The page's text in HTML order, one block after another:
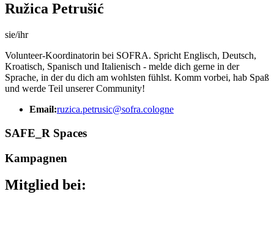
Ružica Petrušić
sie/ihr
Volunteer-Koordinatorin bei SOFRA. Spricht Englisch, Deutsch,
Kroatisch, Spanisch und Italienisch - melde dich gerne in der
Sprache, in der du dich am wohlsten fühlst. Komm vorbei, hab Spaß
und werde Teil unserer Community!
Email:ruzica.petrusic@sofra.cologne
SAFE_R Spaces
Kampagnen
Mitglied bei: